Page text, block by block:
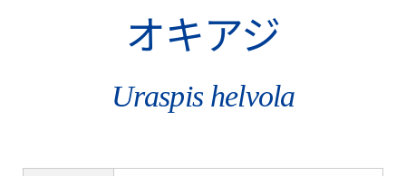
オキアジ
Uraspis helvola